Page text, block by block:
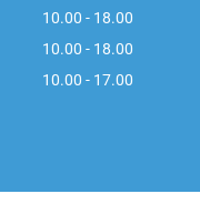
10.00 - 18.00
10.00 - 18.00
10.00 - 17.00